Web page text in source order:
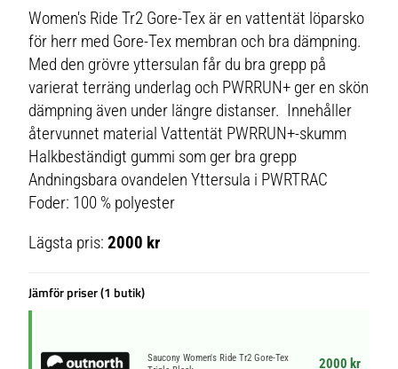
Women's Ride Tr2 Gore-Tex är en vattentät löparsko
för herr med Gore-Tex membran och bra dämpning.
Med den grövre yttersulan får du bra grepp på
varierat terräng underlag och PWRRUN+ ger en skön
dämpning även under längre distanser. Innehåller
återvunnet material Vattentät PWRRUN+-skumm
Halkbeständigt gummi som ger bra grepp
Andningsbara ovandelen Yttersula i PWRTRAC
Foder: 100 % polyester
Lägsta pris:2000 kr
Jämför priser (1 butik)
Saucony Women's Ride Tr2 Gore-Tex
2000 kr